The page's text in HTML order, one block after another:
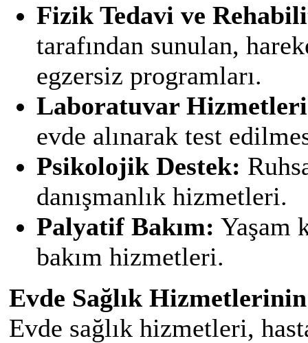
Fizik Tedavi ve
tarafından sunulan,
egzersiz programları.
Laboratuvar
evde alınarak test
Psikolojik Destek:
danışmanlık hizmetleri.
Palyatif Bakım: Yaşam
bakım hizmetleri.
Evde Sağlık
Evde sağlık hizmetleri,